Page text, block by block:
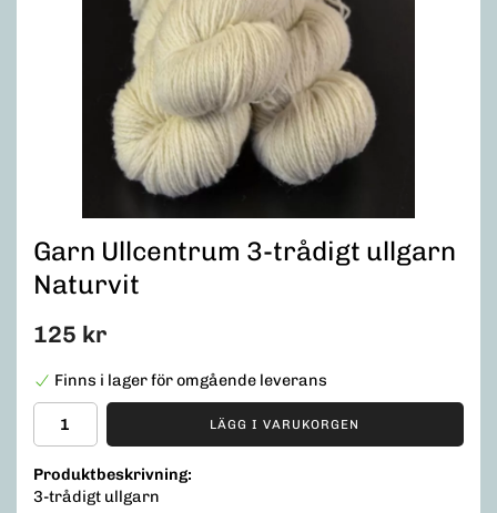
Garn Ullcentrum 3-trådigt ullgarn
Naturvit
125 kr
Finns i lager för omgående leverans
LÄGG I VARUKORGEN
Produktbeskrivning:
3-trådigt ullgarn